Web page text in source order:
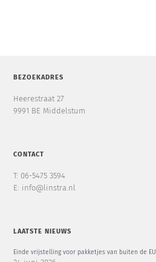
BEZOEKADRES
Heerestraat 27
9991 BE Middelstum
CONTACT
T: 06-5475 3594
E: info@linstra.nl
LAATSTE NIEUWS
Einde vrijstelling voor pakketjes van buiten de EU